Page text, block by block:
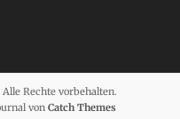
Alle Rechte vorbehalten.
von Catch Themes